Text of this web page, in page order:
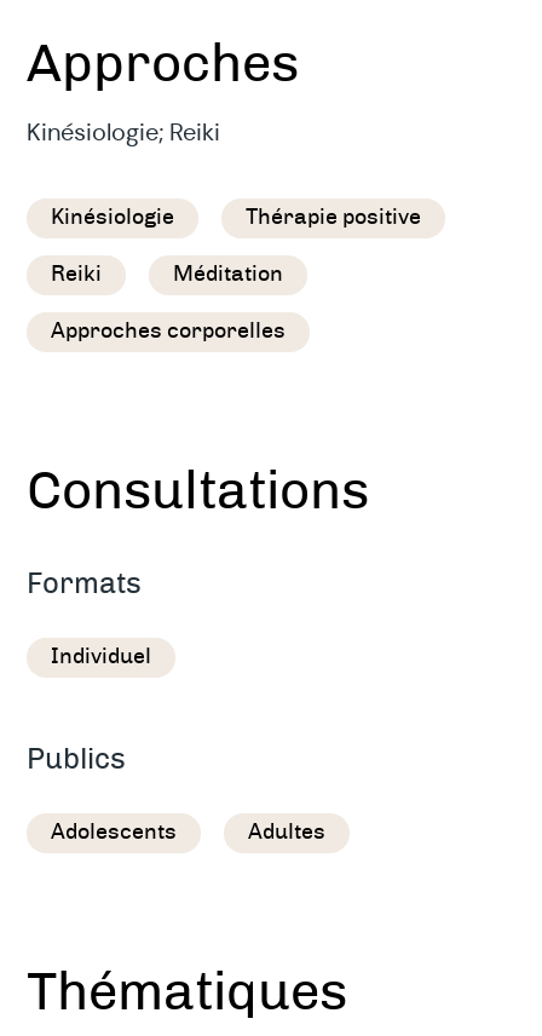
Approches
Kinésiologie; Reiki
Kinésiologie Thérapie positive
Reiki Méditation
Approches corporelles
Consultations
Formats
Individuel
Publics
Adolescents Adultes
Thématiques